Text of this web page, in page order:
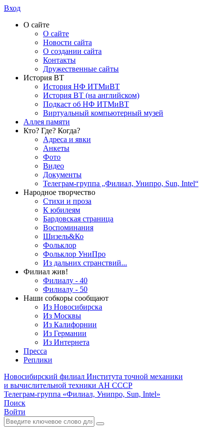
Вход
О сайте
О сайте
Новости сайта
О создании сайта
Контакты
Дружественные сайты
История ВТ
История НФ ИТМиВТ
История ВТ (на английском)
Подкаст об НФ ИТМиВТ
Виртуальный компьютерный музей
Аллея памяти
Кто? Где? Когда?
Адреса и явки
Анкеты
Фото
Видео
Документы
Телеграм-группа „Филиал, Унипро, Sun, Intel“
Народное творчество
Стихи и проза
К юбилеям
Бардовская страница
Воспоминания
Шизель&Ко
Фольклор
Фольклор УниПро
Из дальних странствий...
Филиал жив!
Филиалу - 40
Филиалу - 50
Наши собкоры сообщают
Из Новосибирска
Из Москвы
Из Калифорнии
Из Германии
Из Интернета
Пресса
Реплики
Новосибирский филиал Института точной механики
и вычислительной техники АН СССР
Телеграм-группа «Филиал, Унипро, Sun, Intel»
Поиск
Войти